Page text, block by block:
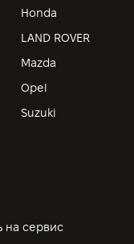
Honda
LAND ROVER
Mazda
Opel
Suzuki
на сервис